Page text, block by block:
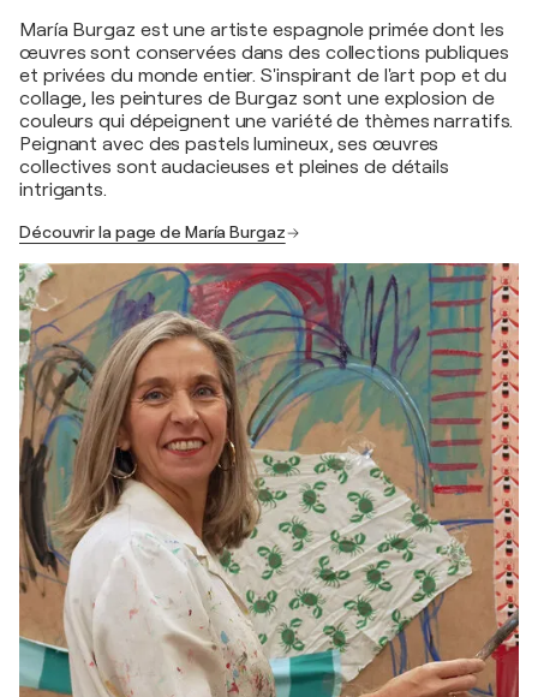
María Burgaz est une artiste espagnole primée dont les
œuvres sont conservées dans des collections publiques
et privées du monde entier. S'inspirant de l'art pop et du
collage, les peintures de Burgaz sont une explosion de
couleurs qui dépeignent une variété de thèmes narratifs.
Peignant avec des pastels lumineux, ses œuvres
collectives sont audacieuses et pleines de détails
intrigants.
Découvrir la page de María Burgaz